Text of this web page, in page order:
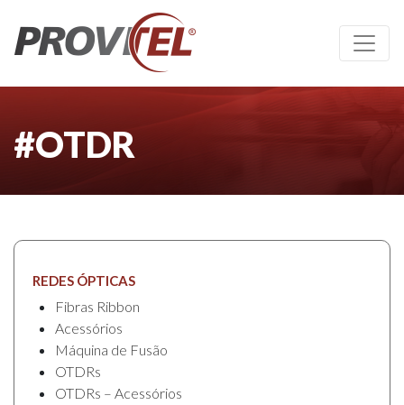
#OTDR
REDES ÓPTICAS
Fibras Ribbon
Acessórios
Máquina de Fusão
OTDRs
OTDRs – Acessórios